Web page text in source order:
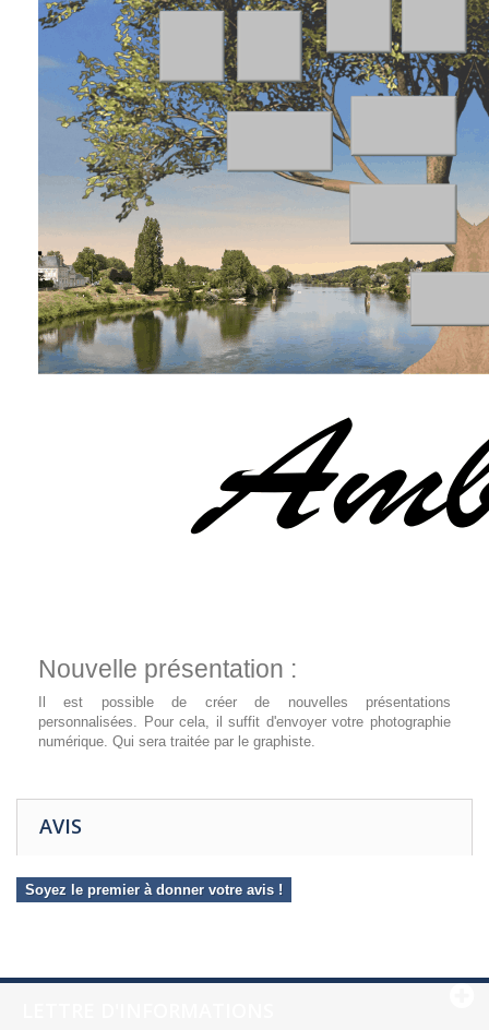
Nouvelle présentation :
Il est possible de créer de nouvelles présentations
personnalisées. Pour cela, il suffit d'envoyer votre photographie
numérique. Qui sera traitée par le graphiste.
AVIS
Soyez le premier à donner votre avis !